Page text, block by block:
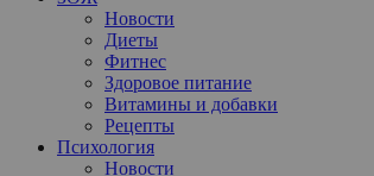
Новости
Диеты
Фитнес
Здоровое питание
Витамины и добавки
Рецепты
Психология
Новости